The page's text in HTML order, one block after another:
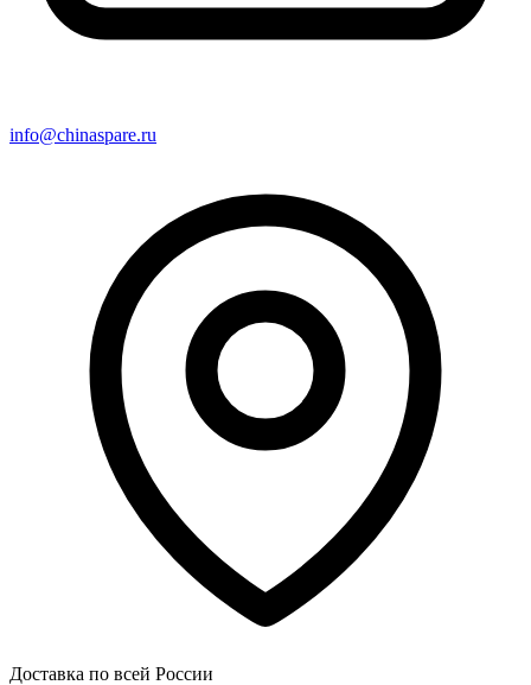
info@chinaspare.ru
Доставка по всей России